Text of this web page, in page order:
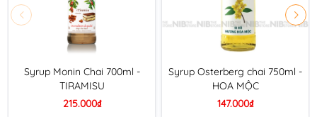
Syrup Monin Chai 700ml -
TIRAMISU
215.000₫
Syrup Osterberg chai 750ml -
HOA MỘC
147.000₫